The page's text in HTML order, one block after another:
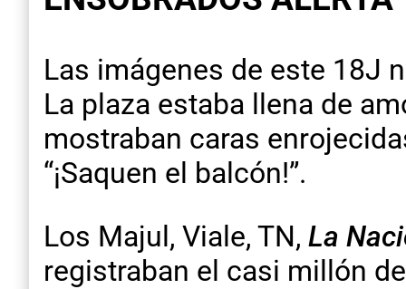
Las imágenes de este 18J
La plaza estaba llena de
mostraban caras
“¡Saquen el balcón!”.
Los Majul, Viale, TN, La
registraban el casi millón